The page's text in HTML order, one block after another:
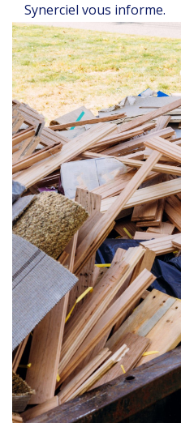
Synerciel vous informe.